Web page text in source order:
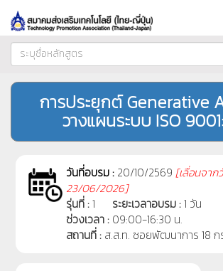
การประยุกต์ Generative
วางแผนระบบ ISO
วันที่อบรม : 20/10/2569 [เลื่อนจาก
23/06/2026]
รุ่นที่ :1 ระยะเวลาอบรม :1 วัน
ช่วงเวลา : 09:00-16:30 น.
สถานที่ : ส.ส.ท. ซอยพัฒนาการ 18 ก